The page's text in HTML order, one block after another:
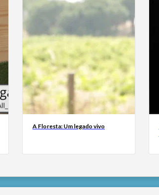
A Floresta: Um legado vivo